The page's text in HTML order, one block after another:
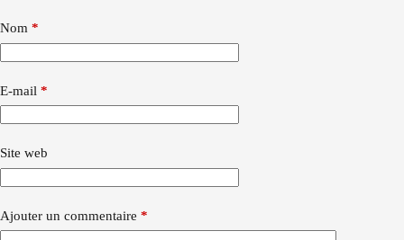
Nom *
E-mail *
Site web
Ajouter un commentaire *